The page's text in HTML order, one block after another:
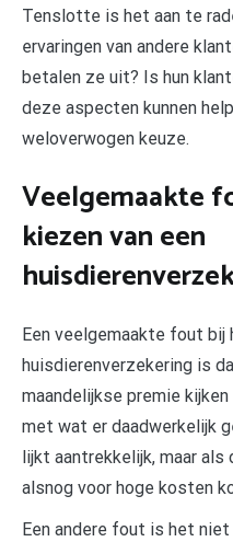
Tenslotte is het aan te
ervaringen van andere
betalen ze uit? Is hun
deze aspecten kunnen
weloverwogen keuze.
Veelgemaakte
kiezen van een
Een veelgemaakte fout bij
huisdierenverzekering is
maandelijkse premie
met wat er daadwerkelijk
lijkt aantrekkelijk, maar
alsnog voor hoge kosten
Een andere fout is het